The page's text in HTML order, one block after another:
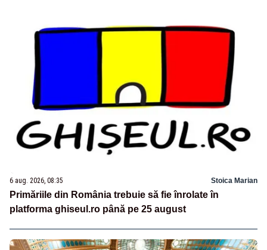
6 aug. 2026, 08:35 Stoica Marian
Primăriile din România trebuie să fie înrolate în
platforma ghiseul.ro până pe 25 august